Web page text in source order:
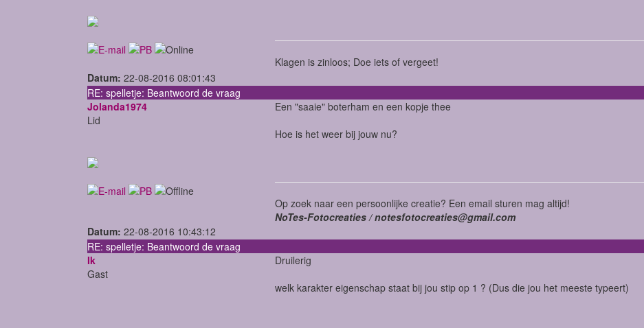
Klagen is zinloos; Doe iets of vergeet!
Datum: 22-08-2016 08:01:43
RE: spelletje: Beantwoord de vraag
Jolanda1974
Lid
Een "saaie" boterham en een kopje thee
Hoe is het weer bij jouw nu?
Op zoek naar een persoonlijke creatie? Een email sturen mag altijd!
NoTes-Fotocreaties / notesfotocreaties@gmail.com
Datum: 22-08-2016 10:43:12
RE: spelletje: Beantwoord de vraag
Ik
Gast
Druilerig
welk karakter eigenschap staat bij jou stip op 1 ? (Dus die jou het meeste typeert)